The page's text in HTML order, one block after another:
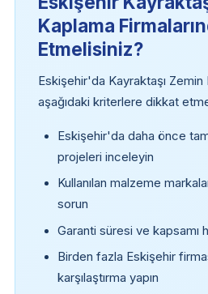
Kaplama
Etmelisiniz?
Eskişehir'da Kayraktaşı
aşağıdaki kriterlere dikkat
Eskişehir'da daha önce
projeleri inceleyin
Kullanılan malzeme
sorun
Garanti süresi ve kapsamı
Birden fazla Eskişehir
karşılaştırma yapın